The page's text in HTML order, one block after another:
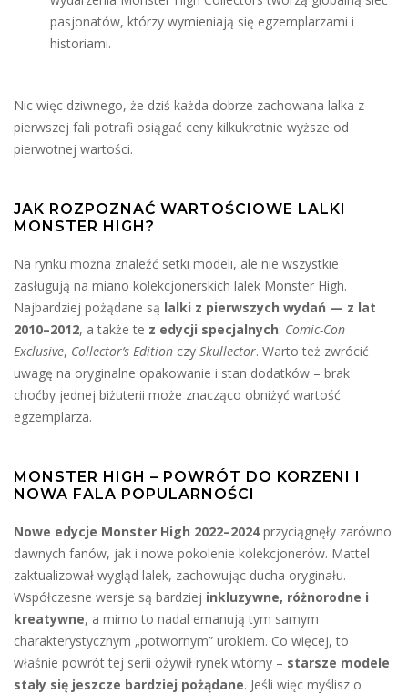
pasjonatów, którzy wymieniają się egzemplarzami i
historiami.
Nic więc dziwnego, że dziś każda dobrze zachowana lalka z
pierwszej fali potrafi osiągać ceny kilkukrotnie wyższe od
pierwotnej wartości.
JAK ROZPOZNAĆ WARTOŚCIOWE LALKI
MONSTER HIGH?
Na rynku można znaleźć setki modeli, ale nie wszystkie
zasługują na miano kolekcjonerskich lalek Monster High.
Najbardziej pożądane są lalki z pierwszych wydań — z lat
2010–2012, a także te z edycji specjalnych: Comic-Con
Exclusive, Collector’s Edition czy Skullector. Warto też zwrócić
uwagę na oryginalne opakowanie i stan dodatków – brak
choćby jednej biżuterii może znacząco obniżyć wartość
egzemplarza.
MONSTER HIGH – POWRÓT DO KORZENI I
NOWA FALA POPULARNOŚCI
Nowe edycje Monster High 2022–2024przyciągnęły zarówno
dawnych fanów, jak i nowe pokolenie kolekcjonerów. Mattel
zaktualizował wygląd lalek, zachowując ducha oryginału.
Współczesne wersje są bardziej inkluzywne, różnorodne i
kreatywne, a mimo to nadal emanują tym samym
charakterystycznym „potwornym” urokiem. Co więcej, to
właśnie powrót tej serii ożywił rynek wtórny – starsze modele
stały się jeszcze bardziej pożądane. Jeśli więc myślisz o